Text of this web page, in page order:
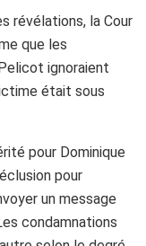
révélations, la Cour
que les
ignoraient
était sous
pour Dominique
pour
un message
condamnations